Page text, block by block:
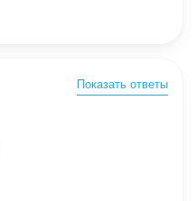
Показать ответы